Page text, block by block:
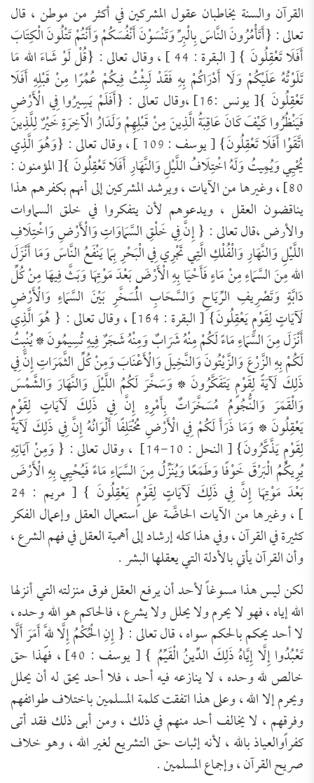
القرآن والسنة يخاطبان عقول المشركين في أكثر من موطن ، قال
تعالى :{أَتَأْمُرُونَ النَّاسَ بِالْبِرِّ وَتَنْسَوْنَ أَنْفُسَكُمْ وَأَنْتُمْ تَتْلُونَ الْكِتَابَ
أَفَلَا تَعْقِلُونَ }[ البقرة : 44 ] ، وقال تعالى:
{قُلْ لَوْ شَاءَاللهمَا
تَلَوْتُهُ عَلَيْكُمْ وَلَا أَدْرَاكُمْ بِهِ فَقَدْ لَبِثْتُ فِيكُمْ عُمُرًا مِنْ قَبْلِهِ أَفَلَا
تَعْقِلُونَ }[ يونس :16] ،وقال تعالى : {أَفَلَمْ يَسِيرُوا فِي الْأَرْضِ
فَيَنْظُرُوا كَيْفَ كَانَ عَاقِبَةُ الَّذِينَ مِنْ قَبْلِهِمْ وَلَدَارُ الْآخِرَةِ خَيْرٌ لِلَّذِينَ
اتَّقَوْا أَفَلَا تَعْقِلُونَ}[ يوسف : 109 ] ،وقال تعالى : {وَهُوَ الَّذِي
يُحْيِي وَيُمِيتُ وَلَهُ اخْتِلَافُ اللَّيْلِ وَالنَّهَارِ أَفَلَا تَعْقِلُونَ}[ المؤمنون :
80] ،وغيرها من الآيات ،ويرشد المشركين إلى أنهم بكفرهم هذا
يناقضون العقل ، ويدعوهم لأن يتفكروا في خلق السماوات
والأرض ،قال تعالى : {إِنَّ فِي خَلْقِ السَّمَاوَاتِ وَالْأَرْضِ وَاخْتِلَافِ
اللَّيْلِ وَالنَّهَارِ وَالْفُلْكِ الَّتِي تَجْرِي فِي الْبَحْرِ بِمَا يَنْفَعُ النَّاسَ وَمَا أَنْزَلَ
اللهمِنَ السَّمَاءِ مِنْ مَاءٍ فَأَحْيَا بِهِ الْأَرْضَ بَعْدَ مَوْتِهَا وَبَثَّ فِيهَا مِنْ كُلِّ
دَابَّةٍ وَتَصْرِيفِ الرِّيَاحِ وَالسَّحَابِ الْمُسَخَّرِ بَيْنَ السَّمَاءِ وَالْأَرْضِ
لَآيَاتٍ لِقَوْمٍ يَعْقِلُونَ}[ البقرة : 164] ، وقال تعالى : {هُوَ الَّذِي
أَنْزَلَ مِنَ السَّمَاءِ مَاءً لَكُمْ مِنْهُ شَرَابٌ وَمِنْهُ شَجَرٌ فِيهِ تُسِيمُونَ*يُنْبِتُ
لَكُمْ بِهِ الزَّرْعَ وَالزَّيْتُونَ وَالنَّخِيلَ وَالْأَعْنَابَ وَمِنْ كُلِّ الثَّمَرَاتِ إِنَّفِي
ذَلِكَ لَآيَةً لِقَوْمٍ يَتَفَكَّرُونَ*وَسَخَّرَ لَكُمُ اللَّيْلَ وَالنَّهَارَ وَالشَّمْسَ
وَالْقَمَرَ وَالنُّجُومُ مُسَخَّرَاتٌ بِأَمْرِهِ إِنَّ فِي ذَلِكَ لَآيَاتٍ لِقَوْمٍ
يَعْقِلُونَ*وَمَا ذَرَأَ لَكُمْ فِي الْأَرْضِ مُخْتَلِفًا أَلْوَانُهُ إِنَّ فِي ذَلِكَ لَآيَةً
لِقَوْمٍ يَذَّكَّرُونَ}[ النحل : 10-1 4
] ، وقال تعالى : {وَمِنْ آيَاتِهِ
يُرِيكُمُ الْبَرْقَ خَوْفًا وَطَمَعًا وَيُنَزِّلُ مِنَ السَّمَاءِ مَاءً فَيُحْيِي بِهِ الْأَرْضَ
بَعْدَ مَوْتِهَا إِنَّ فِي ذَلِكَ لَآيَاتٍ لِقَوْمٍ يَعْقِلُونَ } [ مريم : 24
]،وغيرها من الآيات الحاضَّة على استعمال العقل وإعمال الفكر
كثيرة في القرآن ،وفي هذا كله إرشاد إلى أهمية العقل في فهم الشرع ،
وأن القرآن يأتي بالأدلة التي يعقلها البشر .
لكن ليس هذا مسوغالأحدأن يرفع العقل فوق منزلته التي أنزلها
الله إياه ، فهو لا يحرم ولا يحلل ولا يشرع، فالحاكم هو الله وحده ،
لا أحد يحكم بالحكم سواه ، قال تعالى :{إِنِ الْحُكْمُ إِلَّا لِلَّهِ أَمَرَ أَلَّا
تَعْبُدُوا إِلَّا إِيَّاهُ ذَلِكَ الدِّينُ الْقَيِّمُ } [ يوسف : 40] ، فهذا حق
خالص لله وحده ، لا ينازعه فيه أحد ، فلا أحد يحق له أن يحلل
ويحرم إلا الله ، وعلى هذا اتفقت كلمة المسلمين باختلاف طوائفهم
وفرقهم ،لا يخالف أحد منهم في ذلك ،ومن أبى ذلك فقد أتى
كفراًوالعياذ بالله ، لأنه إثبات حق التشريع لغير الله ، وهو خلاف
صريح القرآن ، وإجماع المسلمين .